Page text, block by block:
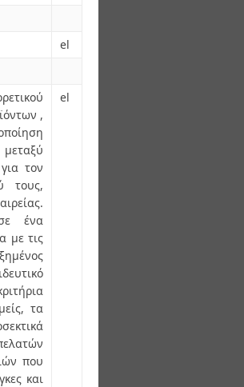
el
,
τον
τους,
ένα
με τις
τα
που
και
el